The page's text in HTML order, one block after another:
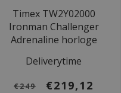
Timex TW2Y02000
Ironman Challenger
Adrenaline horloge
Deliverytime
€249 €219,12